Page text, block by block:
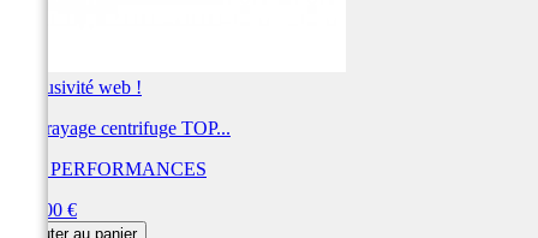
Exclusivité web !
Embrayage centrifuge TOP...
TOP PERFORMANCES
125,00 €
Ajouter au panier